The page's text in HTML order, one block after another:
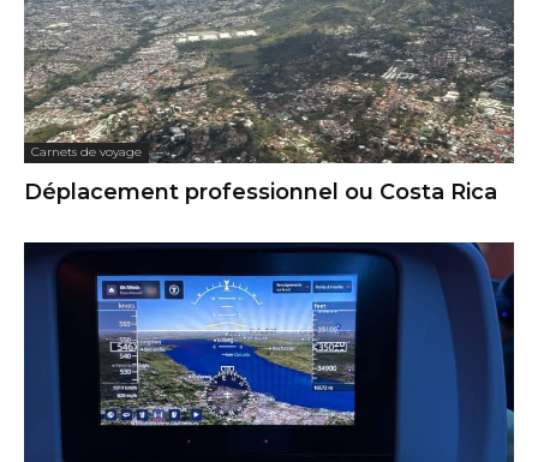
Carnets de voyage
Déplacement professionnel ou Costa Rica